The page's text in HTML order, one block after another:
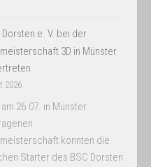
Dorsten e. V. bei der
3D in Münster
2026
26.07. in Münster
konnten die
Starter des BSC Dorsten